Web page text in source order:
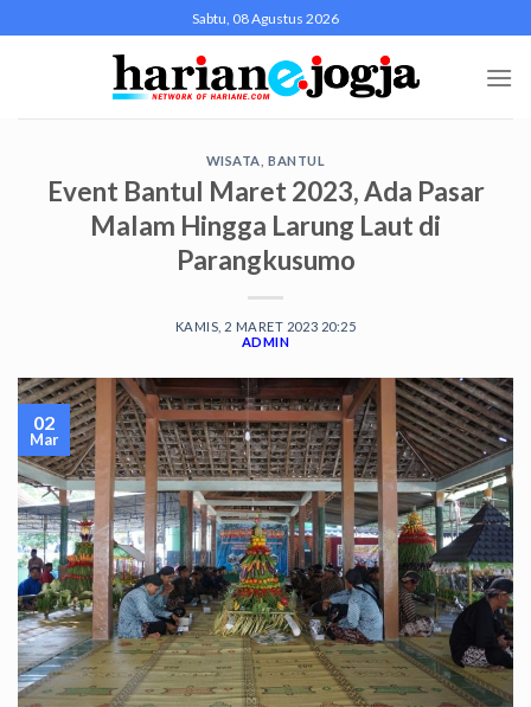
to
Sabtu, 08 Agustus 2026
WISATA ,BANTUL
Event Bantul Maret 2023, Ada Pasar
Malam Hingga Larung Laut di
Parangkusumo
KAMIS, 2 MARET 2023 20:25
ADMIN
02
Mar